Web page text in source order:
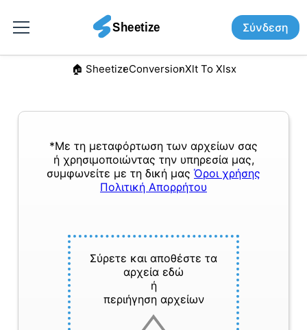
Σύνδεση
🏠︎ SheetizeConversionXlt To Xlsx
*Με τη μεταφόρτωση των αρχείων σας
ή χρησιμοποιώντας την υπηρεσία μας,
συμφωνείτε με τη δική μας Όροι χρήσης
Πολιτική Απορρήτου
Σύρετε και αποθέστε τα
αρχεία εδώ
ή
περιήγηση αρχείων